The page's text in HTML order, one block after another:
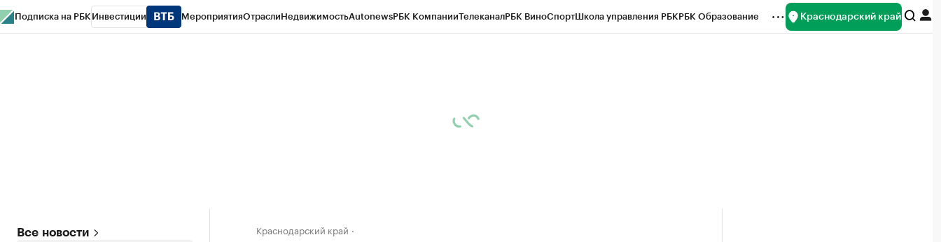
Подписка на РБК Инвестиции МероприятияОтраслиНедвижимостьAutonewsРБК КомпанииТелеканалРБК ВиноСпортШкола управления РБКРБК Образование Краснодарский край
Все новости Краснодарский край